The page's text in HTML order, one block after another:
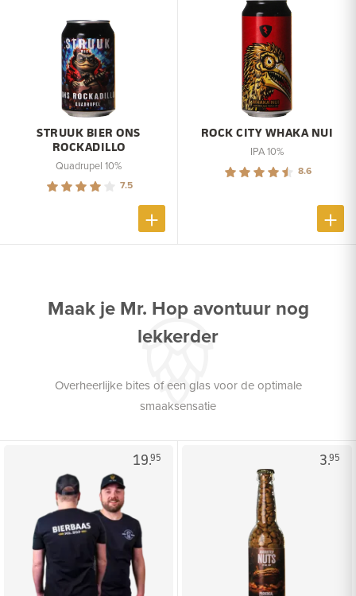
STRUUK BIER ONS
ROCKADILLO
Quadrupel 10%
7.5
ROCK CITY WHAKA NUI
IPA 10%
8.6
Maak je Mr. Hop avontuur nog
lekkerder
Overheerlijke bites of een glas voor de optimale
smaaksensatie
19.95 3.95